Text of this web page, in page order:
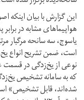
هواپیماهای مشابه در
یاسوج، سه سانحه مرگبار
است، ضمن تشریح انواع
نوعی از یخ‌زدگی در قسمت
شده‌اند، قابل تشخیص»